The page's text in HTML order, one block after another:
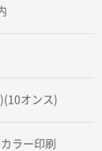
オンス)
ラー印刷